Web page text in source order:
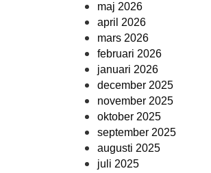
maj 2026
april 2026
mars 2026
februari 2026
januari 2026
december 2025
november 2025
oktober 2025
september 2025
augusti 2025
juli 2025